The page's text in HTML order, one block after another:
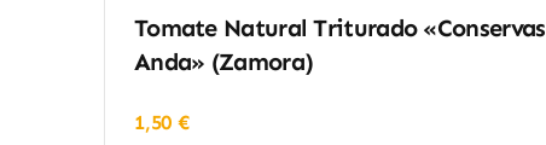
Tomate Natural Triturado «Conservas
Anda» (Zamora)
1,50€